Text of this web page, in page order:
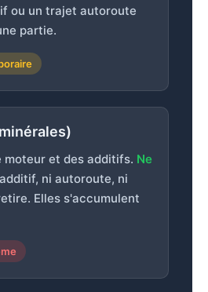
ou un trajet autoroute
partie.
moteur et des additifs. Ne
ni autoroute, ni
Elles s'accumulent